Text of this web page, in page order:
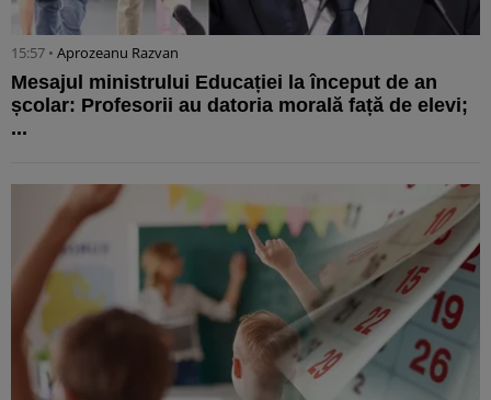
15:57 • Aprozeanu Razvan
Mesajul ministrului Educației la început de an
școlar: Profesorii au datoria morală față de elevi;
...